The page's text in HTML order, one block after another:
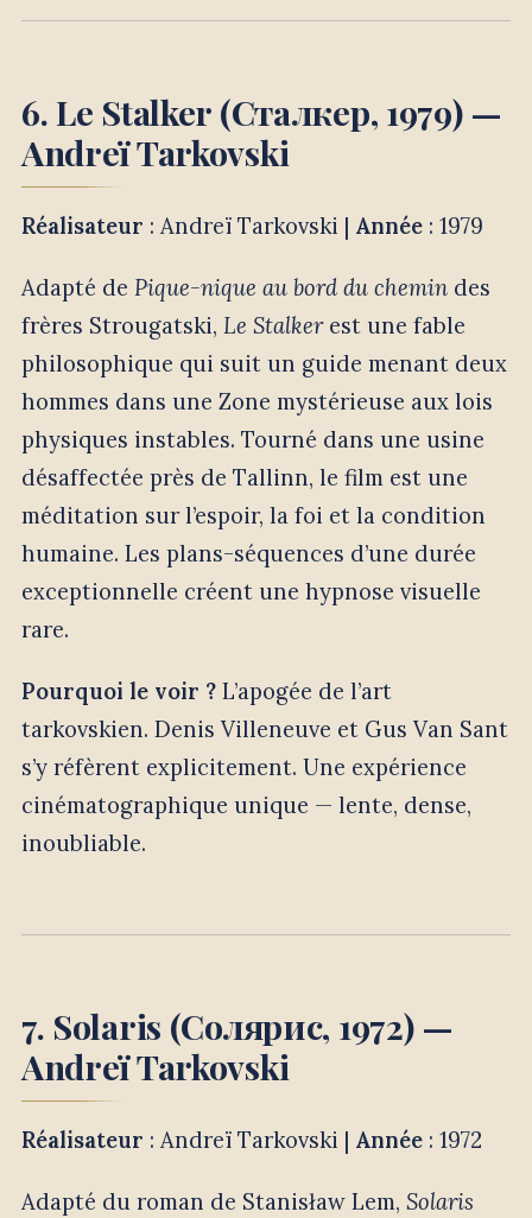
6. Le Stalker (Сталкер, 1979) —
Andreï Tarkovski
Réalisateur : Andreï Tarkovski | Année: 1979
Adapté de Pique-nique au bord du chemindes
frères Strougatski, Le Stalkerest une fable
philosophique qui suit un guide menant deux
hommes dans une Zone mystérieuse aux lois
physiques instables. Tourné dans une usine
désaffectée près de Tallinn, le film est une
méditation sur l’espoir, la foi et la condition
humaine. Les plans-séquences d’une durée
exceptionnelle créent une hypnose visuelle
rare.
Pourquoi le voir ?L’apogée de l’art
tarkovskien. Denis Villeneuve et Gus Van Sant
s’y réfèrent explicitement. Une expérience
cinématographique unique — lente, dense,
inoubliable.
7. Solaris (Солярис, 1972) —
Andreï Tarkovski
Réalisateur : Andreï Tarkovski | Année: 1972
Adapté du roman de Stanisław Lem, Solaris